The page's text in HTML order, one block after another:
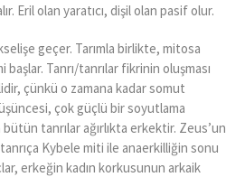
Eril olan yaratıcı, dişil olan pasif olur.
geçer. Tarımla birlikte, mitosa
başlar. Tanrı/tanrılar fikrinin oluşması
çünkü o zamana kadar somut
çok güçlü bir soyutlama
tanrılar ağırlıkta erkektir. Zeus’un
Kybele miti ile anaerkilliğin sonu
erkeğin kadın korkusunun arkaik